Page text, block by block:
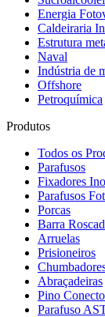
Energia
Caldeiraria
Estrutura
Naval
Indústria de
Offshore
Petroquímica
Produtos
Todos os
Parafusos
Fixadores
Parafusos
Porcas
Barra
Arruelas
Prisioneiros
Abraçadeiras
Pino
Parafuso